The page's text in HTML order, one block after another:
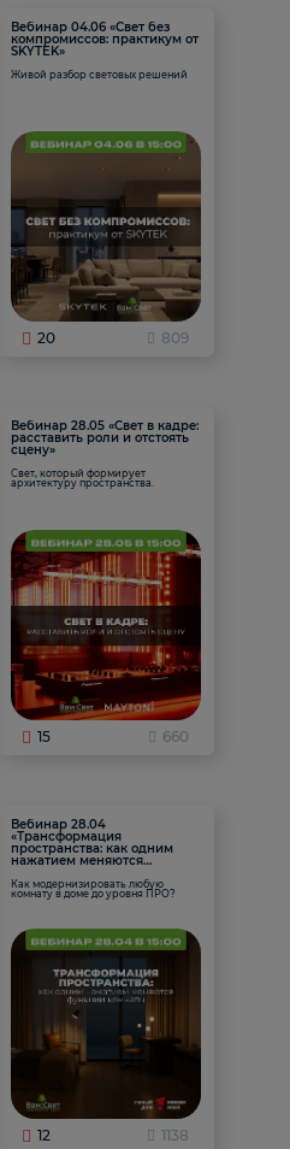
Вебинар 04.06 «Свет без
компромиссов: практикум от
SKYTEK»
Живой разбор световых решений
20 809
Вебинар 28.05 «Свет в кадре:
расставить роли и отстоять
сцену»
Свет, который формирует
архитектуру пространства.
15 660
Вебинар 28.04
«Трансформация
пространства: как одним
нажатием меняются
Как модернизировать любую
комнату в доме до уровня ПРО?
12 1138